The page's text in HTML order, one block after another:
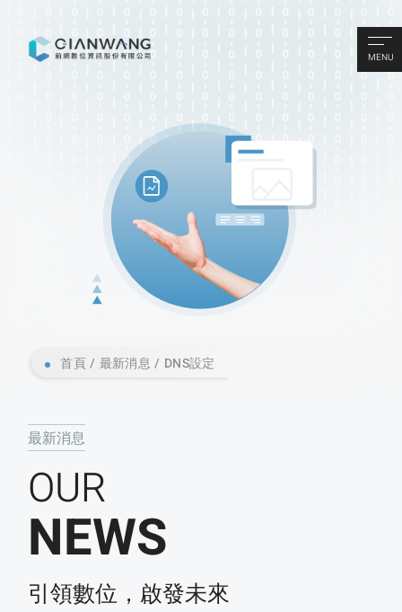
MENU
首頁 最新消息 DNS設定
最新消息
OUR
NEWS
引領數位，啟發未來